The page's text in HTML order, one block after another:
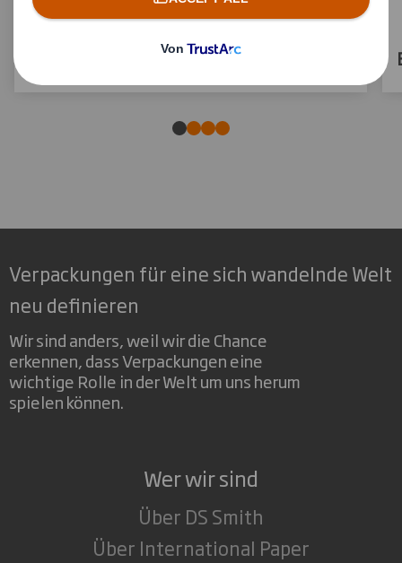
Modulare Displays
Verpackungen für eine sich wandelnde Welt
neu definieren
Wir sind anders, weil wir die Chance
erkennen, dass Verpackungen eine
wichtige Rolle in der Welt um uns herum
spielen können.
Wer wir sind
Über DS Smith
Über International Paper